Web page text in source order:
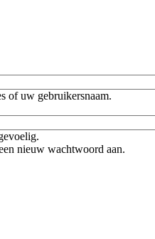
of uw gebruikersnaam.
nieuw wachtwoord aan.